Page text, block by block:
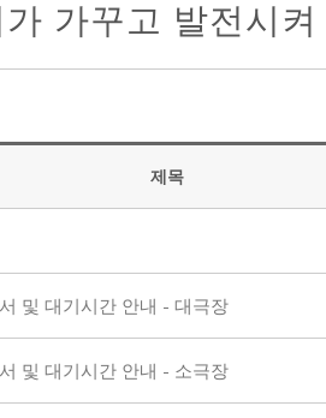
가꾸고 발전시
제목
및 대기시간 안내 - 대극장
및 대기시간 안내 - 소극장